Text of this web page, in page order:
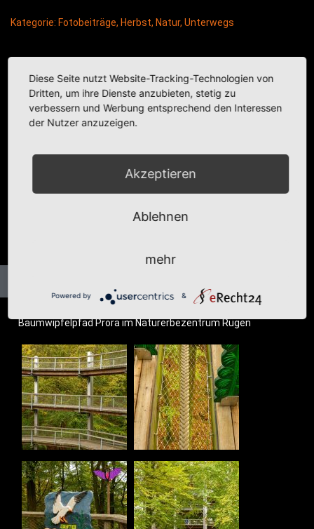
Kategorie: Fotobeiträge, Herbst, Natur, Unterwegs
Baum­wip­fel­pfad Pro­ra im Natur­er­be­zen­trum Rügen
Diese Seite nutzt Website-Tracking-Technologien von
Dritten, um ihre Dienste anzubieten, stetig zu
verbessern und Werbung entsprechend den Interessen
der Nutzer anzuzeigen.
Akzeptieren
Ablehnen
mehr
Powered by &